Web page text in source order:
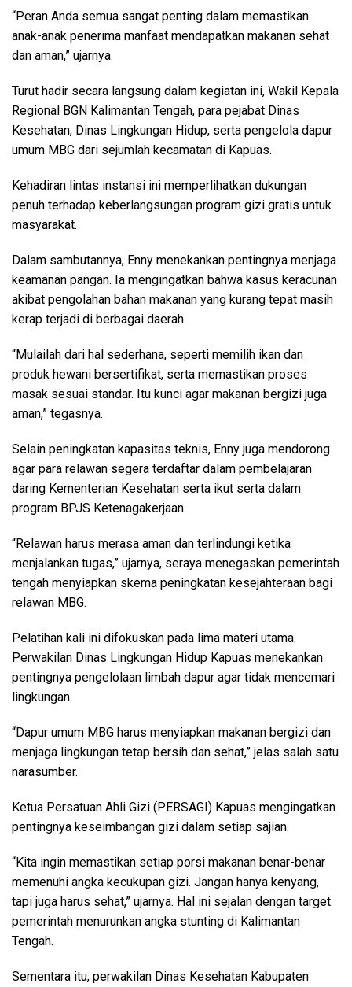
“Peran Anda semua sangat penting dalam memastikan
anak-anak penerima manfaat mendapatkan makanan sehat
dan aman,” ujarnya.
Turut hadir secara langsung dalam kegiatan ini, Wakil Kepala
Regional BGN Kalimantan Tengah, para pejabat Dinas
Kesehatan, Dinas Lingkungan Hidup, serta pengelola dapur
umum MBG dari sejumlah kecamatan di Kapuas.
Kehadiran lintas instansi ini memperlihatkan dukungan
penuh terhadap keberlangsungan program gizi gratis untuk
masyarakat.
Dalam sambutannya, Enny menekankan pentingnya menjaga
keamanan pangan. Ia mengingatkan bahwa kasus keracunan
akibat pengolahan bahan makanan yang kurang tepat masih
kerap terjadi di berbagai daerah.
“Mulailah dari hal sederhana, seperti memilih ikan dan
produk hewani bersertifikat, serta memastikan proses
masak sesuai standar. Itu kunci agar makanan bergizi juga
aman,” tegasnya.
Selain peningkatan kapasitas teknis, Enny juga mendorong
agar para relawan segera terdaftar dalam pembelajaran
daring Kementerian Kesehatan serta ikut serta dalam
program BPJS Ketenagakerjaan.
“Relawan harus merasa aman dan terlindungi ketika
menjalankan tugas,” ujarnya, seraya menegaskan pemerintah
tengah menyiapkan skema peningkatan kesejahteraan bagi
relawan MBG.
Pelatihan kali ini difokuskan pada lima materi utama.
Perwakilan Dinas Lingkungan Hidup Kapuas menekankan
pentingnya pengelolaan limbah dapur agar tidak mencemari
lingkungan.
“Dapur umum MBG harus menyiapkan makanan bergizi dan
menjaga lingkungan tetap bersih dan sehat,” jelas salah satu
narasumber.
Ketua Persatuan Ahli Gizi (PERSAGI) Kapuas mengingatkan
pentingnya keseimbangan gizi dalam setiap sajian.
“Kita ingin memastikan setiap porsi makanan benar-benar
memenuhi angka kecukupan gizi. Jangan hanya kenyang,
tapi juga harus sehat,” ujarnya. Hal ini sejalan dengan target
pemerintah menurunkan angka stunting di Kalimantan
Tengah.
Sementara itu, perwakilan Dinas Kesehatan Kabupaten